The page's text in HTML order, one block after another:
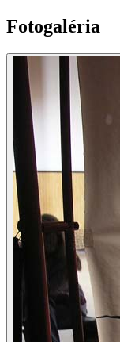
Fotogaléria